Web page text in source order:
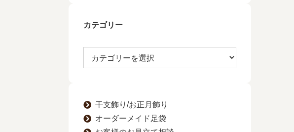
カテゴリー
干支飾り/お正月飾り
オーダーメイド足袋